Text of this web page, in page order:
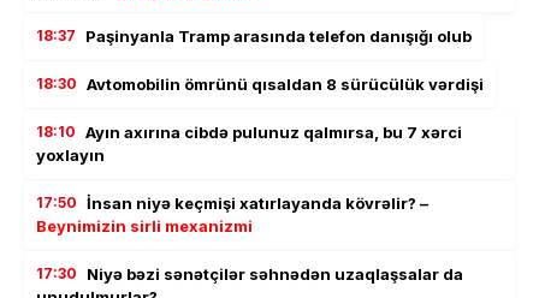
18:37 Paşinyanla Tramp arasında telefon danışığı olub
18:30 Avtomobilin ömrünü qısaldan 8 sürücülük vərdişi
18:10 Ayın axırına cibdə pulunuz qalmırsa, bu 7 xərci
yoxlayın
17:50 İnsan niyə keçmişi xatırlayanda kövrəlir? –
Beynimizin sirli mexanizmi
17:30
Niyə bəzi sənətçilər səhnədən uzaqlaşsalar da